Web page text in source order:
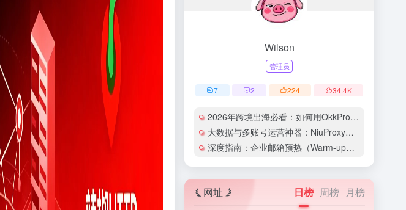
Wilson
管理员
7 2 224 34.4K
2026年跨境出海必看：如何用OkkProxy彻底解决网络延迟与IP被封难题？
大数据与多账号运营神器：NiuProxy助力跨境工作室业务高效爆单！
深度指南：企业邮箱预热（Warm-up）的详细技巧与实操策略（含配图）
网址 日榜 周榜 月榜